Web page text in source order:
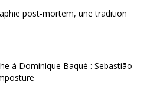
post-mortem, une tradition
à Dominique Baqué : Sebastião